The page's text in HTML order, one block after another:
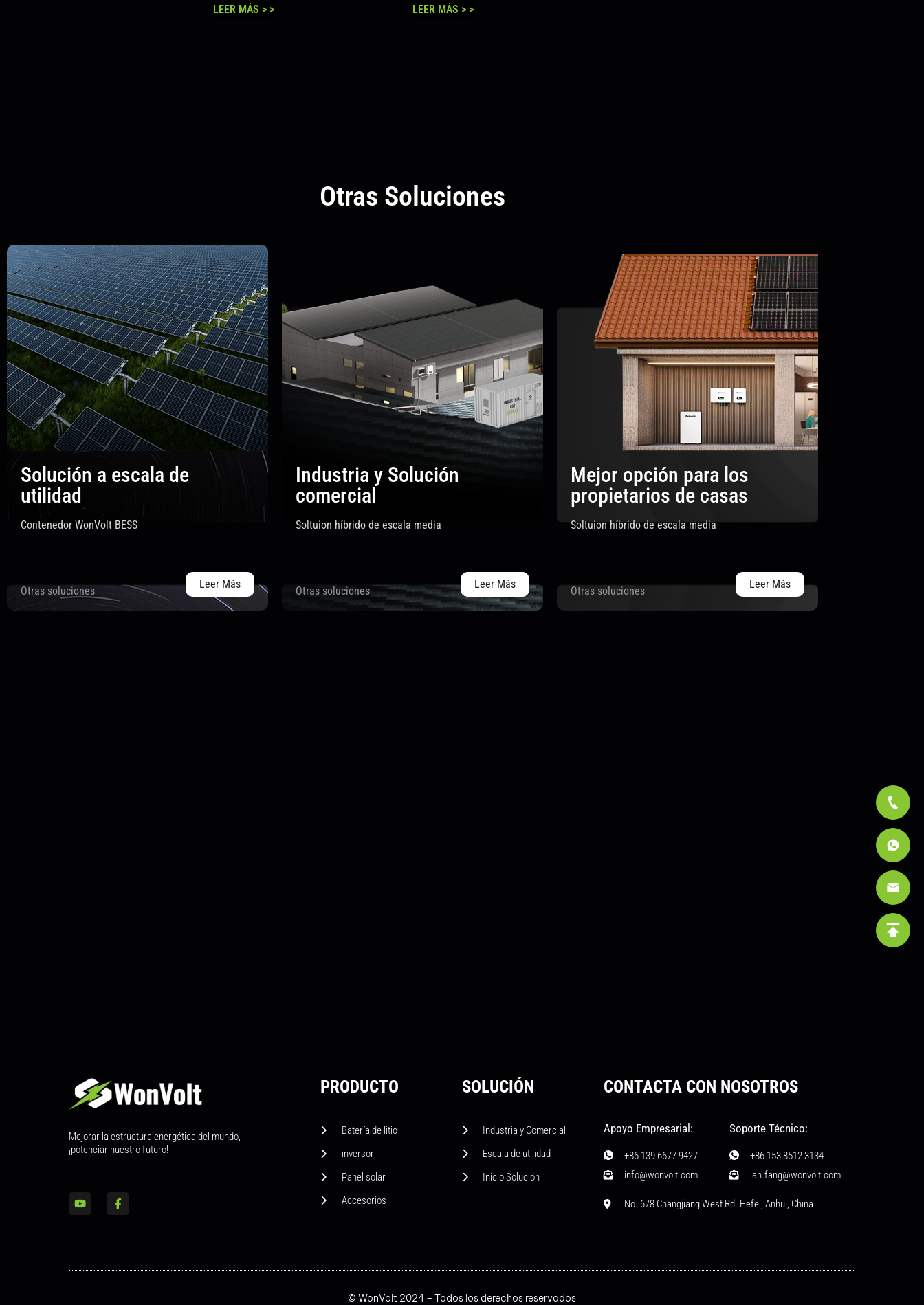
LEER MÁS > > LEER MÁS > >
Otras Soluciones
Solución a escala de
utilidad
Contenedor WonVolt BESS
Otras soluciones
Leer Más
Industria y Solución
comercial
Soltuion híbrido de escala media
Otras soluciones
Leer Más
Mejor opción para los
propietarios de casas
Soltuion híbrido de escala media
Otras soluciones
Leer Más
Mejorar la estructura energética del mundo,
¡potenciar nuestro futuro!
PRODUCTO
Batería de litio
inversor
Panel solar
Accesorios
SOLUCIÓN
Industria y Comercial
Escala de utilidad
Inicio Solución
CONTACTA CON NOSOTROS
Apoyo Empresarial:
+86 139 6677 9427
info@wonvolt.com
Soporte Técnico:
+86 153 8512 3134
ian.fang@wonvolt.com
No. 678 Changjiang West Rd. Hefei, Anhui, China
© WonVolt 2024 – Todos los derechos reservados